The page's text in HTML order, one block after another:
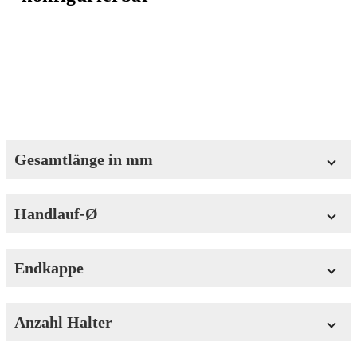
Gesamtlänge in mm
Gesamtlänge in mm
Min: 300
Handlauf-Ø
Endkappe
Endkappe
Anzahl Halter